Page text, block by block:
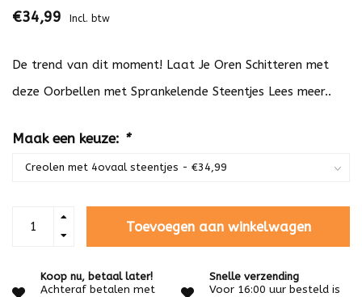
€34,99 Incl. btw
De trend van dit moment! Laat Je Oren Schitteren met
deze Oorbellen met Sprankelende Steentjes Lees meer..
Maak een keuze: *
Toevoegen aan winkelwagen
Koop nu, betaal later!
Achteraf betalen met
Snelle verzending
Voor 16:00 uur besteld is